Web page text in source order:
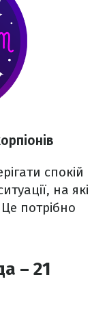
спокій
на які
потрібно
– 21